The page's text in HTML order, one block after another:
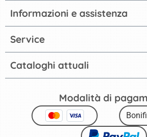
Cataloghi attuali
Informazioni e assistenza
Service
Modalità di